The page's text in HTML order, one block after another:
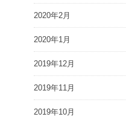
2020年2月
2020年1月
2019年12月
2019年11月
2019年10月